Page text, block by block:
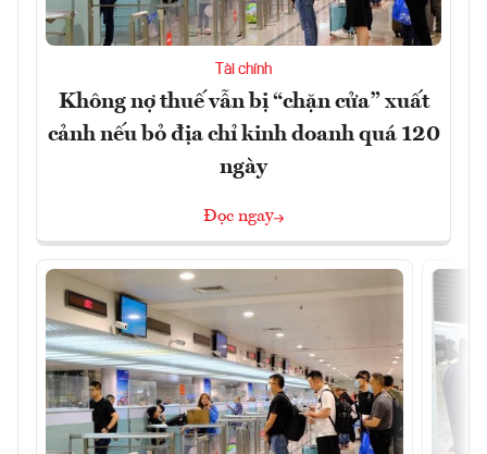
Tài chính
Không nợ thuế vẫn bị “chặn cửa” xuất
cảnh nếu bỏ địa chỉ kinh doanh quá 120
ngày
Đọc ngay